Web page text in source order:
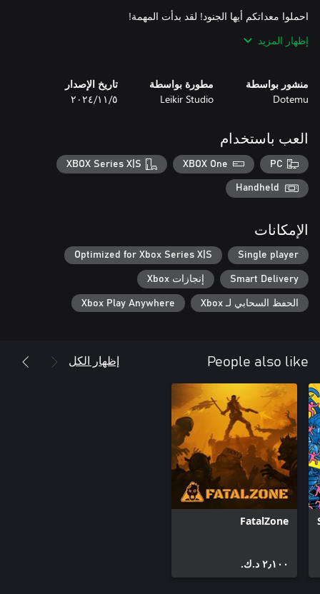
قم بشن هجمات متزامنة باستخدام آلية "SYNC" لإلحاق أضرار جسيمة
التعزيزات ومشاهدة الأسلحة الكبيرة وهي تعمل: المدفعية الثقيلة،
وهزيمة جيش المتمردين سيئ السمعة وتدميره بالكامل! ستواجه
العديد من التحديات، لذا استعد لعدد لا يحصى من مرَّات الموت، لكن لا
سواء أكنت من المحاربين القدامى الماهرين أم مجندًا جديدًا، العب
وأعد لعب مهامك المفضلة، وتعلم فكرة استراتيجية ثمينة من كل
اكتسب الخبرة، وارفع مستوى مقاتليك، وتكيف مع مواجهة أعدائك،
عاد دونالد موردن! بعد سنوات من الاختباء في بلد معارض للحكومة
العالمية، قام الجنرال المخادع بصبر بتنظيم انقلاب. الآن، أصبح أخيرًا
سيتعين على فرقة صقور الشاهين بذل كل ما في وسعها لتَجاوُز
خطوط العدو والقضاء على الجنرال موردن قبل أن تتفاقم الحرب
وتصبح كارثة!
إظهار المزيد
منشور بواسطة
Dotemu
مطورة بواسطة
Leikir Studio
تاريخ الإصدار
٥‏/١١‏/٢٠٢٤
العب باستخدام
PC
XBOX One
XBOX Series X|S
Handheld
الإمكانات
Single player
Optimized for Xbox Series X|S
Smart Delivery إنجازات Xbox
الحفظ السحابي لـ Xbox Xbox Play Anywhere
People also like إظهار الكل
FatalZone
٢٫١٠٠ د.ك.‏